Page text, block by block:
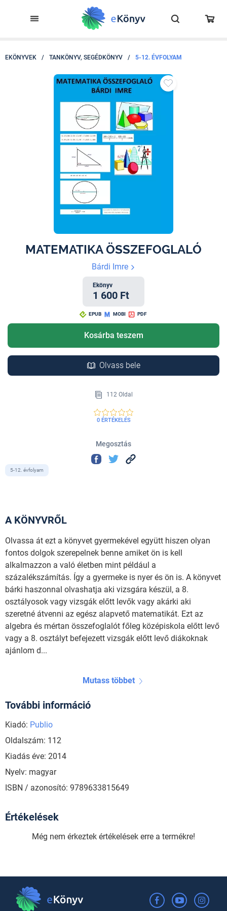
EKÖNYVEK / TANKÖNYV, SEGÉDKÖNYV / 5-12. ÉVFOLYAM
MATEMATIKA ÖSSZEFOGLALÓ
Bárdi Imre
Ekönyv
1 600 Ft
EPUB MOBI PDF
Kosárba teszem
Olvass bele
112 Oldal
0 ÉRTÉKELÉS
Megosztás
5-12. évfolyam
A KÖNYVRŐL
Olvassa át ezt a könyvet gyermekével együtt hiszen olyan
fontos dolgok szerepelnek benne amiket ön is kell
alkalmazzon a való életben mint például a
százalékszámítás. Így a gyermeke is nyer és ön is. A könyvet
bárki haszonnal olvashatja aki vizsgára készül, a 8.
osztályosok vagy vizsgák előtt levők vagy akárki aki
szeretné átvenni az egész alapvető matematikát. Ezt az
algebra és mértan összefoglalót főleg középiskola előtt levő
vagy a 8. osztályt befejezett vizsgák előtt levő diákoknak
ajánlom d...
Mutass többet
További információ
Kiadó: Publio
Oldalszám: 112
Kiadás éve: 2014
Nyelv: magyar
ISBN / azonosító: 9789633815649
Értékelések
Még nem érkeztek értékelések erre a termékre!